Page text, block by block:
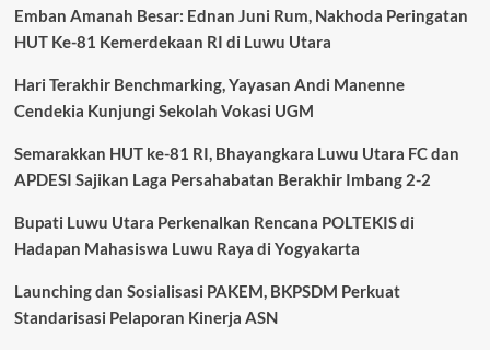
Emban Amanah Besar: Ednan Juni Rum, Nakhoda Peringatan
HUT Ke-81 Kemerdekaan RI di Luwu Utara
Hari Terakhir Benchmarking, Yayasan Andi Manenne
Cendekia Kunjungi Sekolah Vokasi UGM
Semarakkan HUT ke-81 RI, Bhayangkara Luwu Utara FC dan
APDESI Sajikan Laga Persahabatan Berakhir Imbang 2-2
Bupati Luwu Utara Perkenalkan Rencana POLTEKIS di
Hadapan Mahasiswa Luwu Raya di Yogyakarta
Launching dan Sosialisasi PAKEM, BKPSDM Perkuat
Standarisasi Pelaporan Kinerja ASN